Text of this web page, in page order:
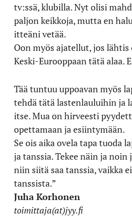
tv:ssä, klubilla. Nyt olisi
paljon keikkoja, mutta en
itteäni vetää.
Oon myös ajatellut, jos lähtis
Keski-Eurooppaan tätä alaa.
Tää tuntuu uppoavan myös
tehdä tätä lastenlauluihin ja
itse. Mua on hirveesti
opettamaan ja esiintymään.
Se ois aika ovela tapa tuoda
ja tanssia. Tekee näin ja noin
niin siitä saa tanssia, vaikka
tanssista.”
Juha Korhonen
toimittaja(at)jyy.fi